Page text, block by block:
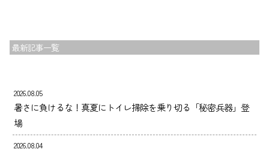
最新記事一覧
2026.08.05
暑さに負けるな！真夏にトイレ掃除を乗り切る「秘密兵器」登
場
2026.08.04
お問い合わせ